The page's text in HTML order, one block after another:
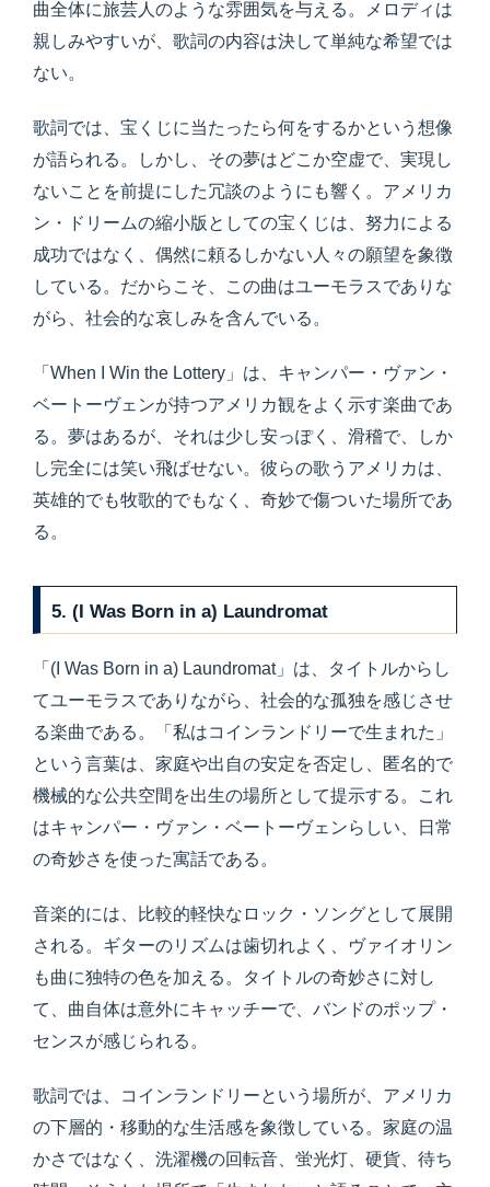
曲全体に旅芸人のような雰囲気を与える。メロディは
親しみやすいが、歌詞の内容は決して単純な希望では
ない。
歌詞では、宝くじに当たったら何をするかという想像
が語られる。しかし、その夢はどこか空虚で、実現し
ないことを前提にした冗談のようにも響く。アメリカ
ン・ドリームの縮小版としての宝くじは、努力による
成功ではなく、偶然に頼るしかない人々の願望を象徴
している。だからこそ、この曲はユーモラスでありな
がら、社会的な哀しみを含んでいる。
「When I Win the Lottery」は、キャンパー・ヴァン・
ベートーヴェンが持つアメリカ観をよく示す楽曲であ
る。夢はあるが、それは少し安っぽく、滑稽で、しか
し完全には笑い飛ばせない。彼らの歌うアメリカは、
英雄的でも牧歌的でもなく、奇妙で傷ついた場所であ
る。
5. (I Was Born in a) Laundromat
「(I Was Born in a) Laundromat」は、タイトルからし
てユーモラスでありながら、社会的な孤独を感じさせ
る楽曲である。「私はコインランドリーで生まれた」
という言葉は、家庭や出自の安定を否定し、匿名的で
機械的な公共空間を出生の場所として提示する。これ
はキャンパー・ヴァン・ベートーヴェンらしい、日常
の奇妙さを使った寓話である。
音楽的には、比較的軽快なロック・ソングとして展開
される。ギターのリズムは歯切れよく、ヴァイオリン
も曲に独特の色を加える。タイトルの奇妙さに対し
て、曲自体は意外にキャッチーで、バンドのポップ・
センスが感じられる。
歌詞では、コインランドリーという場所が、アメリカ
の下層的・移動的な生活感を象徴している。家庭の温
かさではなく、洗濯機の回転音、蛍光灯、硬貨、待ち